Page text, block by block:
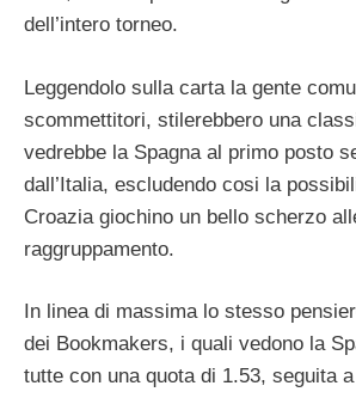
dell’intero torneo.
Leggendolo sulla carta la gente
scommettitori, stilerebbero una
vedrebbe la Spagna al primo posto
dall’Italia, escludendo cosi la
Croazia giochino un bello scherzo
raggruppamento.
In linea di massima lo stesso
dei Bookmakers, i quali vedono la
tutte con una quota di 1.53, seguita